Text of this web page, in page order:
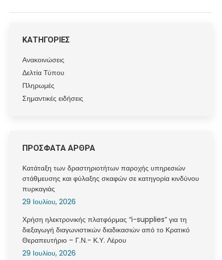
ΚΑΤΗΓΟΡΙΕΣ
Ανακοινώσεις
Δελτία Τύπου
Πληρωμές
Σημαντικές ειδήσεις
ΠΡΟΣΦΑΤΑ ΑΡΘΡΑ
Κατάταξη των δραστηριοτήτων παροχής υπηρεσιών
στάθμευσης και φύλαξης σκαφών σε κατηγορία κινδύνου
πυρκαγιάς
29 Ιουλίου, 2026
Χρήση ηλεκτρονικής πλατφόρμας “i-supplies” για τη
διεξαγωγή διαγωνιστικών διαδικασιών από το Κρατικό
Θεραπευτήριο – Γ.Ν.- Κ.Υ. Λέρου
29 Ιουλίου, 2026